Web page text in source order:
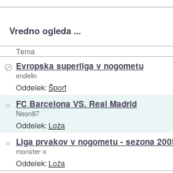
Vredno ogleda ...
Tema
⊘ Evropska superliga v nogometu
endelin
Oddelek:Šport
» FC Barcelona VS. Real Madrid
Neon87
Oddelek: Loža
» Liga prvakov v nogometu - sezona
monster-x
Oddelek: Loža